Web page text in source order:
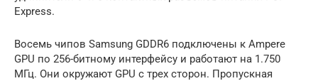
Express.
Восемь чипов Samsung GDDR6 подключены к Ampere
GPU по 256-битному интерфейсу и работают на 1.750
МГц. Они окружают GPU с трех сторон. Пропускная